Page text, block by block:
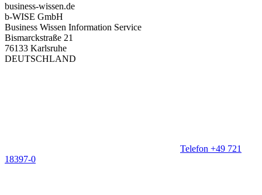
business-wissen.de
b-WISE GmbH
Business Wissen Information Service
Bismarckstraße 21
76133 Karlsruhe
DEUTSCHLAND
Telefon +49 721
18397-0